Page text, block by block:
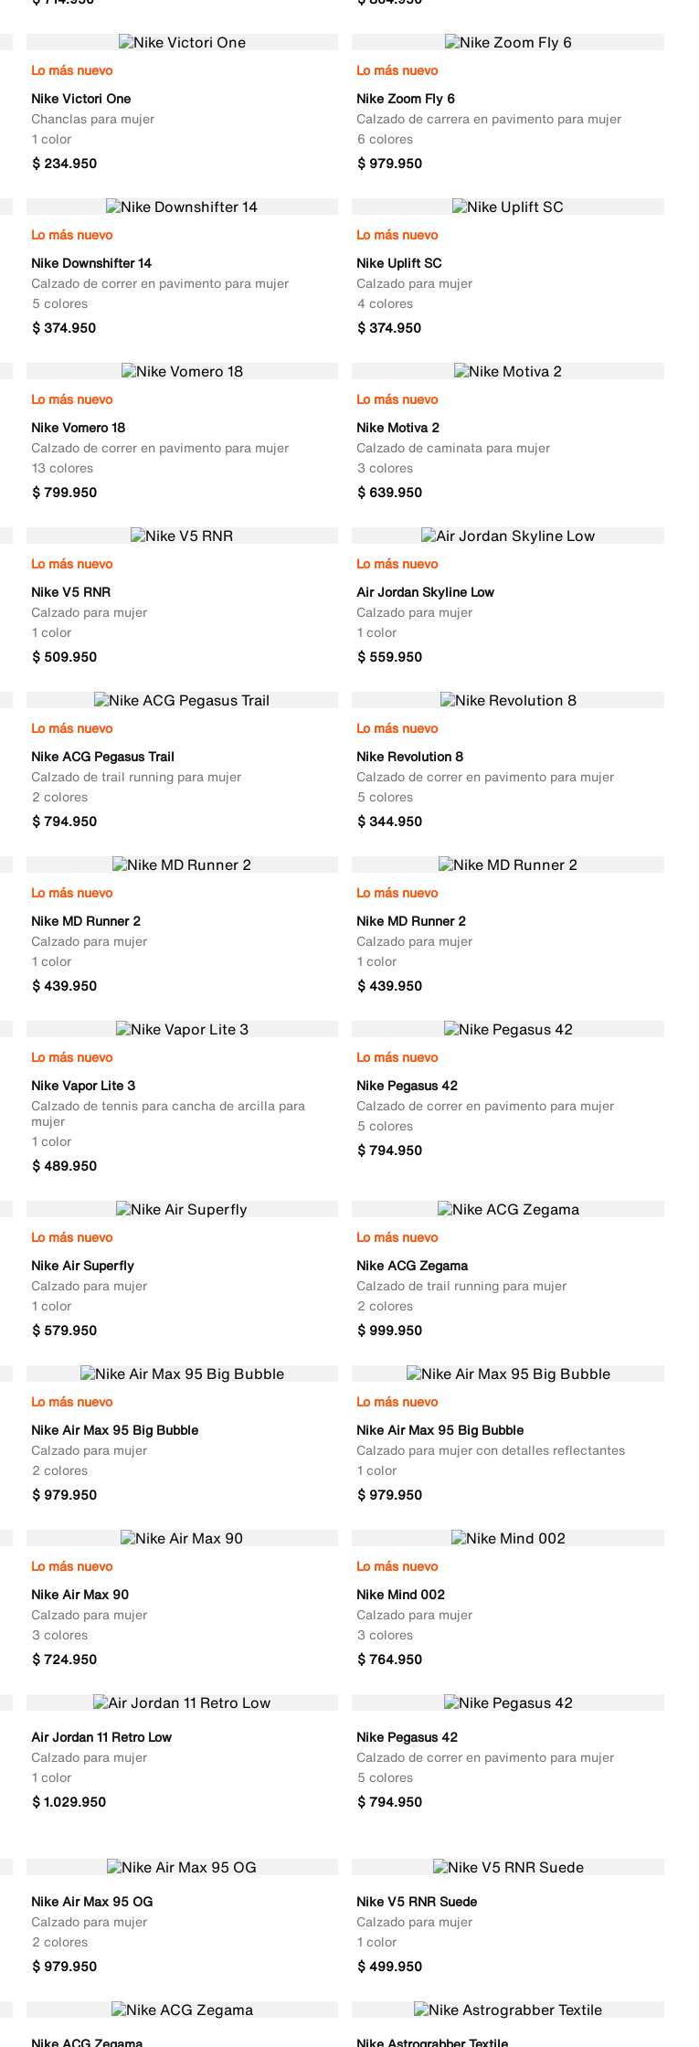
Lo más nuevo
Nike Victori One
Chanclas para mujer
1 color
$ 234.950
Lo más nuevo
Nike Zoom Fly 6
Calzado de carrera en pavimento para mujer
6 colores
$ 979.950
Lo más nuevo
Nike Downshifter 14
Calzado de correr en pavimento para mujer
5 colores
$ 374.950
Lo más nuevo
Nike Uplift SC
Calzado para mujer
4 colores
$ 374.950
Lo más nuevo
Nike Vomero 18
Calzado de correr en pavimento para mujer
13 colores
$ 799.950
Lo más nuevo
Nike Motiva 2
Calzado de caminata para mujer
3 colores
$ 639.950
Lo más nuevo
Nike V5 RNR
Calzado para mujer
1 color
$ 509.950
Lo más nuevo
Air Jordan Skyline Low
Calzado para mujer
1 color
$ 559.950
Lo más nuevo
Nike ACG Pegasus Trail
Calzado de trail running para mujer
2 colores
$ 794.950
Lo más nuevo
Nike Revolution 8
Calzado de correr en pavimento para mujer
5 colores
$ 344.950
Lo más nuevo
Nike MD Runner 2
Calzado para mujer
1 color
$ 439.950
Lo más nuevo
Nike MD Runner 2
Calzado para mujer
1 color
$ 439.950
Lo más nuevo
Nike Vapor Lite 3
Calzado de tennis para cancha de arcilla para
mujer
1 color
$ 489.950
Lo más nuevo
Nike Pegasus 42
Calzado de correr en pavimento para mujer
5 colores
$ 794.950
Lo más nuevo
Nike Air Superfly
Calzado para mujer
1 color
$ 579.950
Lo más nuevo
Nike ACG Zegama
Calzado de trail running para mujer
2 colores
$ 999.950
Lo más nuevo
Nike Air Max 95 Big Bubble
Calzado para mujer
2 colores
$ 979.950
Lo más nuevo
Nike Air Max 95 Big Bubble
Calzado para mujer con detalles reflectantes
1 color
$ 979.950
Lo más nuevo
Nike Air Max 90
Calzado para mujer
3 colores
$ 724.950
Lo más nuevo
Nike Mind 002
Calzado para mujer
3 colores
$ 764.950
Air Jordan 11 Retro Low
Calzado para mujer
1 color
$ 1.029.950
Nike Pegasus 42
Calzado de correr en pavimento para mujer
5 colores
$ 794.950
Nike Air Max 95 OG
Calzado para mujer
2 colores
$ 979.950
Nike V5 RNR Suede
Calzado para mujer
1 color
$ 499.950